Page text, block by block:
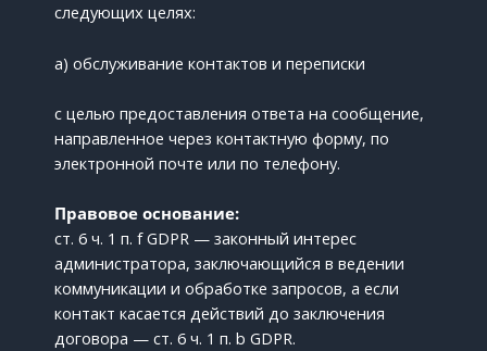
следующих целях:
a) обслуживание контактов и переписки
с целью предоставления ответа на сообщение,
направленное через контактную форму, по
электронной почте или по телефону.
Правовое основание:
ст. 6 ч. 1 п. f GDPR — законный интерес
администратора, заключающийся в ведении
коммуникации и обработке запросов, а если
контакт касается действий до заключения
договора — ст. 6 ч. 1 п. b GDPR.